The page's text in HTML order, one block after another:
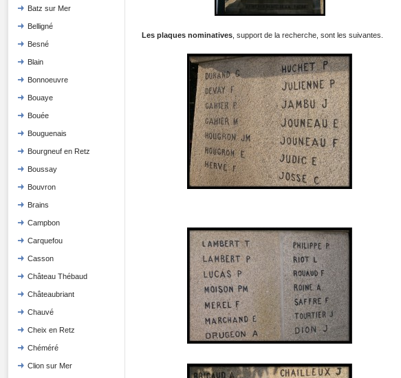
Batz sur Mer
Belligné
Besné
Blain
Bonnoeuvre
Bouaye
Bouée
Bouguenais
Bourgneuf en Retz
Boussay
Bouvron
Brains
Campbon
Carquefou
Casson
Château Thébaud
Châteaubriant
Chauvé
Cheix en Retz
Chéméré
Clion sur Mer
Les plaques nominatives, support de la recherche, sont les suivantes.